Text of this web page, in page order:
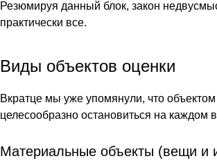
Резюмируя данный блок, закон
практически все.
Виды объектов оценки
Вкратце мы уже упомянули, что
целесообразно остановиться на каждом
Материальные объекты (вещи и